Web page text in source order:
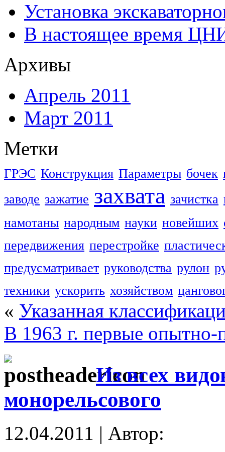
Установка
В настоящее время
Архивы
Апрель 2011
Март 2011
Метки
ГРЭС Конструкция Параметры бочек
заводе зажатие захвата зачистка
намотаны народным науки новейших
передвижения перестройке
предусматривает руководства рулон
техники ускорить хозяйством
« Указанная
В 1963 г. первые
Из всех
монорельсового
12.04.2011 | Автор: